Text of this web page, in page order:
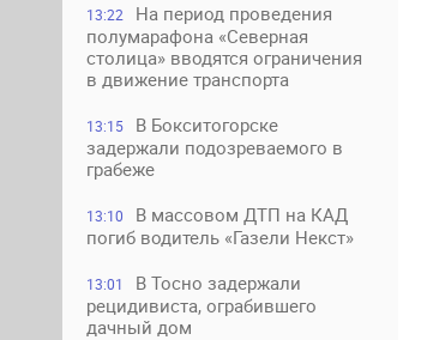
13:22
На период проведения
полумарафона «Северная
столица» вводятся ограничения
в движение транспорта
13:15
В Бокситогорске
задержали подозреваемого в
грабеже
13:10
В массовом ДТП на КАД
погиб водитель «Газели Некст»
13:01
В Тосно задержали
рецидивиста, ограбившего
дачный дом